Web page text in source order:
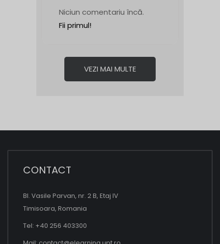
Niciun comentariu încă.
Fii primul!
VEZI MAI MULTE
CONTACT
Bl. Vasile Parvan, nr. 2 B, Etaj IV
Timisoara, Romania
Tel: +40 256 403300